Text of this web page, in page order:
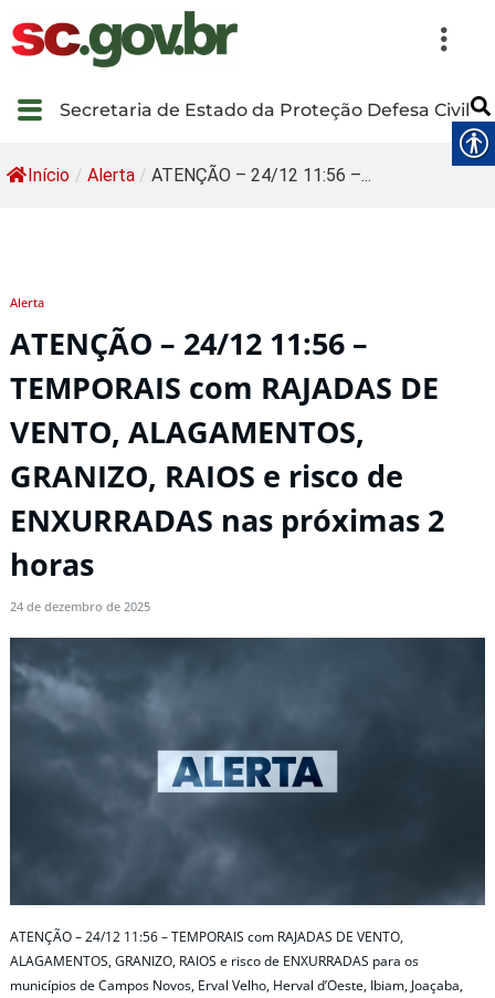
Secretaria de Estado da Proteção Defesa Civil
Início / Alerta / ATENÇÃO – 24/12 11:56 –...
Alerta
ATENÇÃO – 24/12 11:56 –
TEMPORAIS com RAJADAS DE
VENTO, ALAGAMENTOS,
GRANIZO, RAIOS e risco de
ENXURRADAS nas próximas 2
horas
24 de dezembro de 2025
ATENÇÃO – 24/12 11:56 – TEMPORAIS com RAJADAS DE VENTO,
ALAGAMENTOS, GRANIZO, RAIOS e risco de ENXURRADAS para os
municípios de Campos Novos, Erval Velho, Herval d’Oeste, Ibiam, Joaçaba,